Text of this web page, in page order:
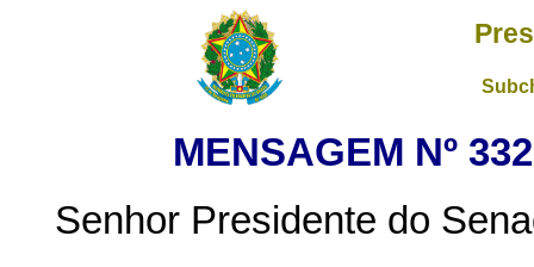
MENSAGEM Nº
Senhor Presidente do